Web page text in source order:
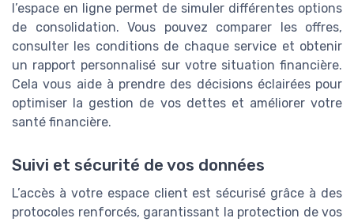
l’espace en ligne permet de simuler différentes options
de consolidation. Vous pouvez comparer les offres,
consulter les conditions de chaque service et obtenir
un rapport personnalisé sur votre situation financière.
Cela vous aide à prendre des décisions éclairées pour
optimiser la gestion de vos dettes et améliorer votre
santé financière.
Suivi et sécurité de vos données
L’accès à votre espace client est sécurisé grâce à des
protocoles renforcés, garantissant la protection de vos